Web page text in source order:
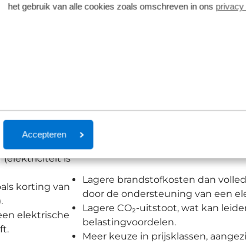
het gebruik van alle cookies zoals omschreven in ons privacy
Accepteren
auto
(elektriciteit is
korting van
elektrische
hybride auto
Voordelen:
Lagere brandstofkosten dan
door de ondersteuning van een
Lagere CO₂-uitstoot, wat kan
belastingvoordelen.
Meer keuze in prijsklassen,